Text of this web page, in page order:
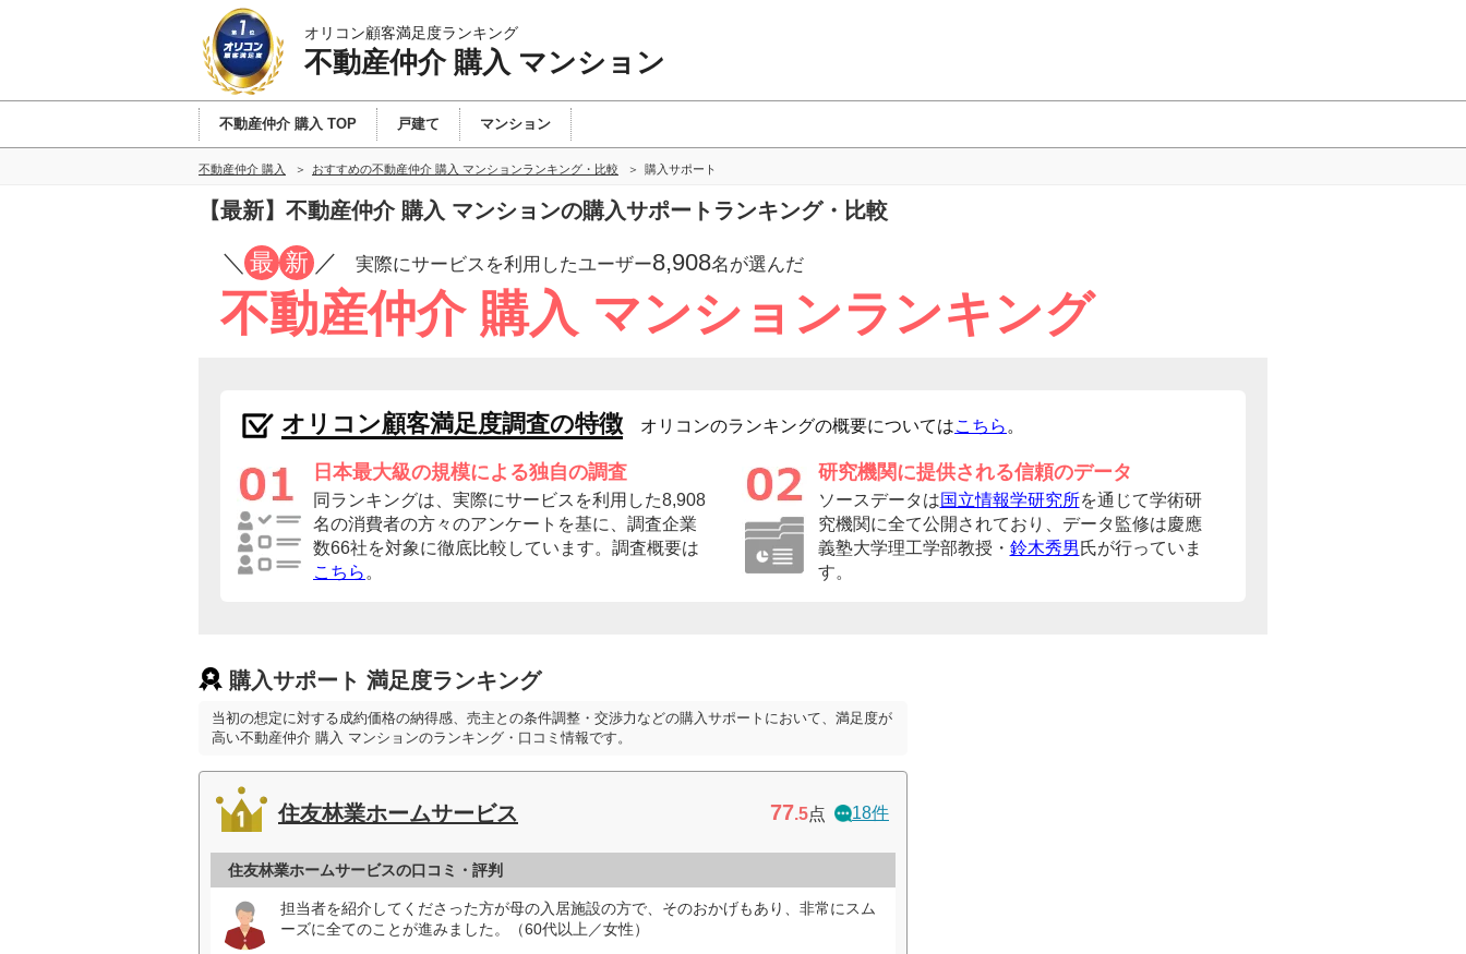
オリコン顧客満足度ランキング
不動産仲介 購入 マンション
不動産仲介 購入 TOP 戸建て マンション
不動産仲介 購入 おすすめの不動産仲介 購入 マンションランキング・比較 購入サポート
【最新】不動産仲介 購入 マンションの購入サポートランキング・比較
／ 最 新 ／ 実際にサービスを利用したユーザー8,908名が選んだ
不動産仲介 購入 マンションランキング
オリコン顧客満足度調査の特徴 オリコンのランキングの概要についてはこちら 。
日本最大級の規模による独自の調査
同ランキングは、実際にサービスを利用した8,908
名の消費者の方々のアンケートを基に、調査企業
数66社を対象に徹底比較しています。調査概要は
こちら 。
研究機関に提供される信頼のデータ
ソースデータは国立情報学研究所を通じて学術研
究機関に全て公開されており、データ監修は慶應
義塾大学理工学部教授・ 鈴木秀男 氏が行っていま
す。
購入サポート 満足度ランキング
当初の想定に対する成約価格の納得感、売主との条件調整・交渉力などの購入サポートにおいて、満足度が
高い不動産仲介 購入 マンションのランキング・口コミ情報です。
住友林業ホームサービス 77.5点 18件
住友林業ホームサービスの口コミ・評判
担当者を紹介してくださった方が母の入居施設の方で、そのおかげもあり、非常にスム
ーズに全てのことが進みました。（60代以上／女性）